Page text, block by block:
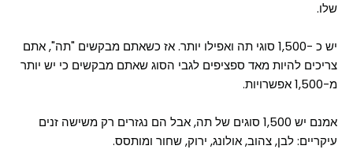
שלו.
יש כ -1,500 סוגי תה ואפילו יותר. אז כשאתם מבקשים "תה", אתם
צריכים להיות מאד ספציפים לגבי הסוג שאתם מבקשים כי יש יותר
מ-1,500 אפשרויות.
אמנם יש 1,500 סוגים של תה, אבל הם נגזרים רק משישה זנים
עיקריים: לבן, צהוב, אולונג, ירוק, שחור ומותסס.